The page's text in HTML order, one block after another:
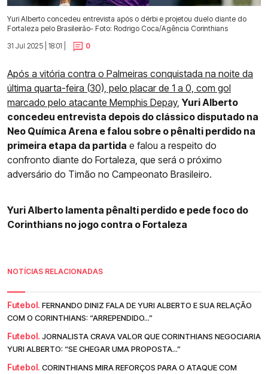
Yuri Alberto concedeu entrevista após o dérbi e projetou duelo diante do
Fortaleza pelo Brasileirão- Foto: Rodrigo Coca/Agência Corinthians
31 Jul 2025 | 18:01 |
0
Após a vitória contra o Palmeiras conquistada na noite da
última quarta-feira (30), pelo placar de 1 a 0, com gol
marcado pelo atacante Memphis Depay, Yuri Alberto
concedeu entrevista depois do clássico disputado na
Neo Química Arena e falou sobre o pênalti perdido na
primeira etapa da partida e falou a respeito do
confronto diante do Fortaleza, que será o próximo
adversário do Timão no Campeonato Brasileiro.
Yuri Alberto lamenta pênalti perdido e pede foco do
Corinthians no jogo contra o Fortaleza
NOTÍCIAS RELACIONADAS
Futebol. FERNANDO DINIZ FALA DE YURI ALBERTO E SUA RELAÇÃO
COM O CORINTHIANS: “ARREPENDIDO...”
Futebol. JORNALISTA CRAVA VALOR QUE CORINTHIANS NEGOCIARIA
YURI ALBERTO: “SE CHEGAR UMA PROPOSTA...”
Futebol. CORINTHIANS MIRA REFORÇOS PARA O ATAQUE COM